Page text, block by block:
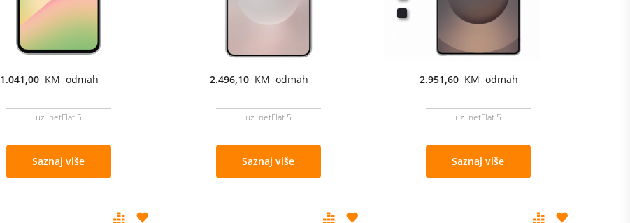
1.041,00 KM odmah
uz netFlat 5
Saznaj više
2.496,10 KM odmah
uz netFlat 5
Saznaj više
2.951,60 KM odmah
uz netFlat 5
Saznaj više